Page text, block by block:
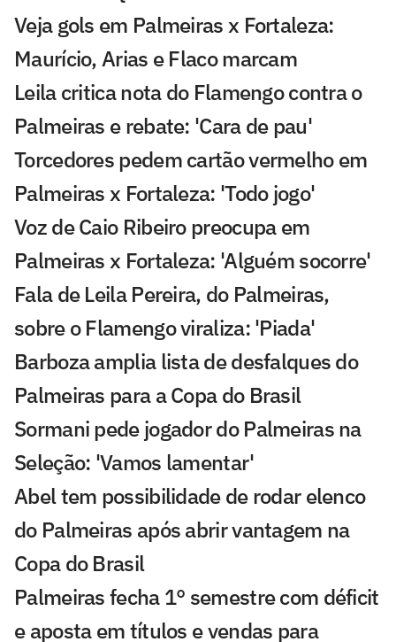
Veja gols em Palmeiras x Fortaleza:
Maurício, Arias e Flaco marcam
Leila critica nota do Flamengo contra o
Palmeiras e rebate: 'Cara de pau'
Torcedores pedem cartão vermelho em
Palmeiras x Fortaleza: 'Todo jogo'
Voz de Caio Ribeiro preocupa em
Palmeiras x Fortaleza: 'Alguém socorre'
Fala de Leila Pereira, do Palmeiras,
sobre o Flamengo viraliza: 'Piada'
Barboza amplia lista de desfalques do
Palmeiras para a Copa do Brasil
Sormani pede jogador do Palmeiras na
Seleção: 'Vamos lamentar'
Abel tem possibilidade de rodar elenco
do Palmeiras após abrir vantagem na
Copa do Brasil
Palmeiras fecha 1° semestre com déficit
e aposta em títulos e vendas para